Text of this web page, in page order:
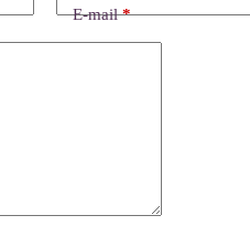
E-mail*